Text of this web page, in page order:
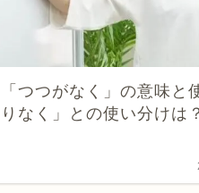
「つつがなく」の意味と
りなく」との使い分けは